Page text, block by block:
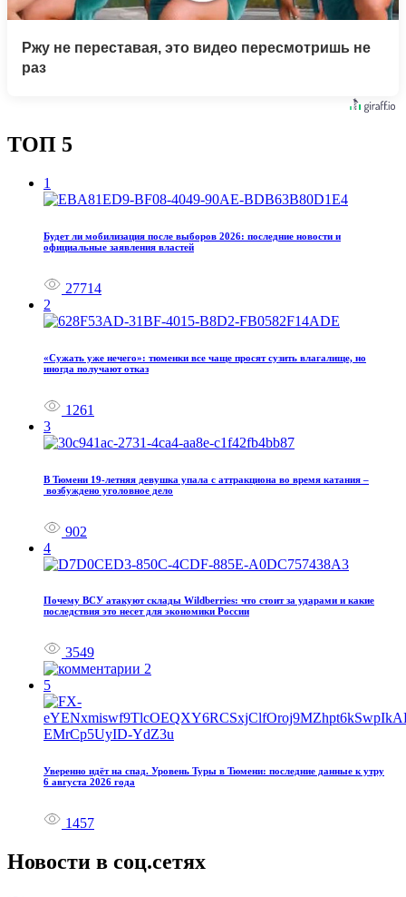
Ржу не переставая, это видео пересмотришь не
раз
ТОП 5
1
Будет ли мобилизация после выборов 2026: последние новости и
официальные заявления властей
27714
2
«Сужать уже нечего»: тюменки все чаще просят сузить влагалище, но
иногда получают отказ
1261
3
В Тюмени 19‑летняя девушка упала с аттракциона во время катания –
возбуждено уголовное дело
902
4
Почему ВСУ атакуют склады Wildberries: что стоит за ударами и какие
последствия это несет для экономики России
3549
2
5
Уверенно идёт на спад. Уровень Туры в Тюмени: последние данные к утру
6 августа 2026 года
1457
Новости в соц.сетях